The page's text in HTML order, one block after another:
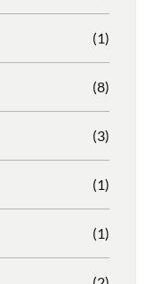
(1)
(8)
(3)
(1)
(1)